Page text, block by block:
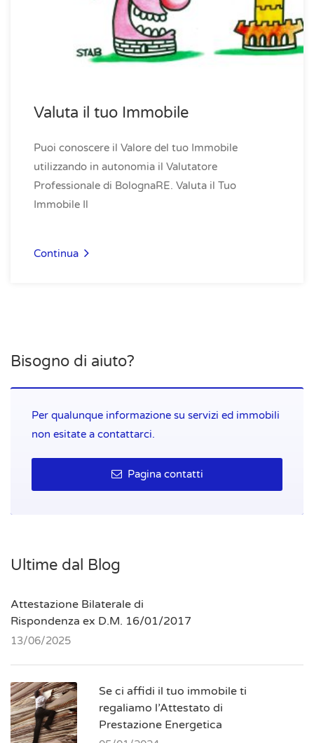
Valuta il tuo Immobile
Puoi conoscere il Valore del tuo Immobile
utilizzando in autonomia il Valutatore
Professionale di BolognaRE. Valuta il Tuo
Immobile Il
Continua
Bisogno di aiuto?
Per qualunque informazione su servizi ed immobili
non esitate a contattarci.
Pagina contatti
Ultime dal Blog
Attestazione Bilaterale di
Rispondenza ex D.M. 16/01/2017
13/06/2025
Se ci affidi il tuo immobile ti
regaliamo l’Attestato di
Prestazione Energetica